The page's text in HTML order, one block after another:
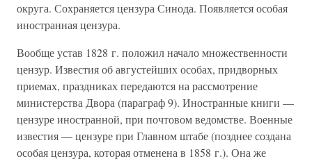
округа. Сохраняется цензура Синода. Появляется особая
иностранная цензура.
Вообще устав 1828 г. положил начало множественности
цензур. Известия об августейших особах, придворных
приемах, праздниках передаются на рассмотрение
министерства Двора (параграф 9). Иностранные книги —
цензуре иностранной, при почтовом ведомстве. Военные
известия — цензуре при Главном штабе (позднее создана
особая цензура, которая отменена в 1858 г.). Она же